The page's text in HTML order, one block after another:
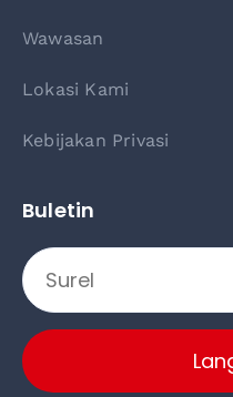
Wawasan
Lokasi Kami
Kebijakan Privasi
Buletin